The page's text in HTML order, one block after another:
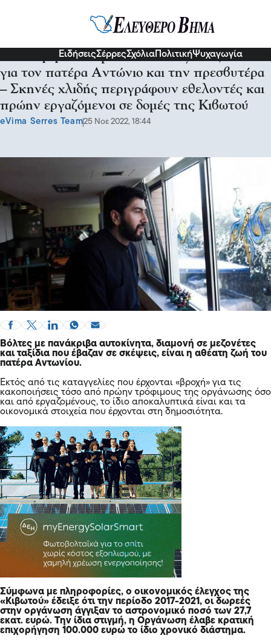
ΕιδήσειςΣέρρεςΣχόλια ΠολιτικήΨυχαγωγία
Κυκλοφορούσαν με Porsche Cayenne, λένε
για τον πατέρα Αντώνιο και την πρεσβυτέρα
– Σκηνές χλιδής περιγράφουν εθελοντές και
πρώην εργαζόμενοι σε δομές της Κιβωτού
eVima Serres Team25 Νοε 2022, 18:44
Βόλτες με πανάκριβα αυτοκίνητα, διαμονή σε μεζονέτες
και ταξίδια που έβαζαν σε σκέψεις, είναι η αθέατη ζωή του
πατέρα Αντωνίου.
Εκτός από τις καταγγελίες που έρχονται «βροχή» για τις
κακοποιήσεις τόσο από πρώην τρόφιμους της οργάνωσης όσο
και από εργαζομένους, το ίδιο αποκαλυπτικά είναι και τα
οικονομικά στοιχεία που έρχονται στη δημοσιότητα.
Σύμφωνα με πληροφορίες, ο οικονομικός έλεγχος της
«Κιβωτού» έδειξε ότι την περίοδο 2017-2021, οι δωρεές
στην οργάνωση άγγιξαν το αστρονομικό ποσό των 27,7
εκατ. ευρώ. Την ίδια στιγμή, η Οργάνωση έλαβε κρατική
επιχορήγηση 100.000 ευρώ το ίδιο χρονικό διάστημα.